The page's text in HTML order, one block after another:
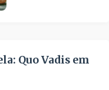
Quo Vadis em